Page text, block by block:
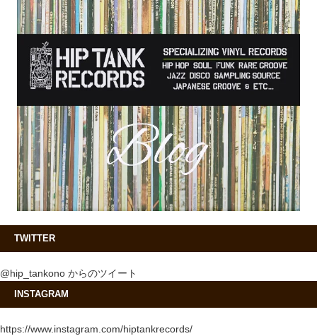
TWITTER
@hip_tankono からのツイート
INSTAGRAM
https://www.instagram.com/hiptankrecords/